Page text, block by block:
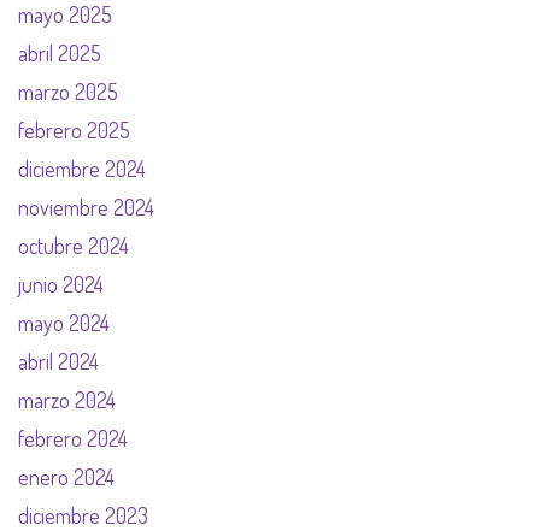
mayo 2025
abril 2025
marzo 2025
febrero 2025
diciembre 2024
noviembre 2024
octubre 2024
junio 2024
mayo 2024
abril 2024
marzo 2024
febrero 2024
enero 2024
diciembre 2023